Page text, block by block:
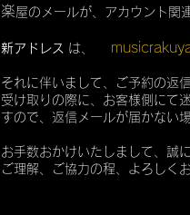
楽屋のメールが、アカウント関
新アドレス は、
それに伴いまして、ご予約の返
受け取りの際に、お客様側にて
すので、返信メールが届かない
お手数おかけいたしまして、誠
ご理解、ご協力の程、よろしく